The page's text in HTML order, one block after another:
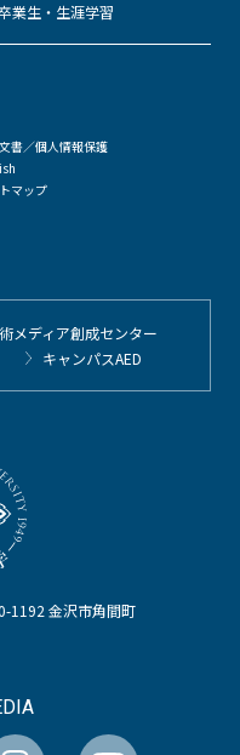
1192 金沢市角間町
業生・生涯学習
書／個人情報保護
マップ
メディア創成センター
キャンパスAED